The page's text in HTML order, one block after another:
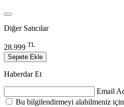
Diğer Satıcılar
28.999 TL
Sepete Ekle
Haberdar Et
Email
Bu bilgilendirmeyi alabilmeniz